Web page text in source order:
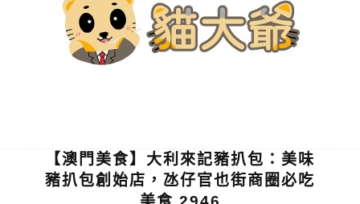
【澳門美食】大利來記豬扒包：美味
豬扒包創始店，氹仔官也街商圈必吃